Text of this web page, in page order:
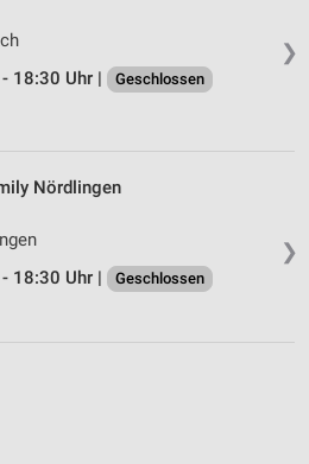
❯
18:30 Uhr |
Geschlossen
❯
Nördlingen
18:30 Uhr |
Geschlossen